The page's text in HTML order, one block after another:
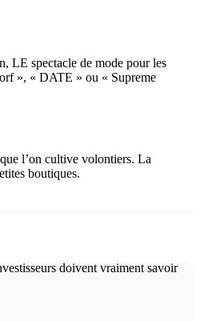
LE spectacle de mode pour les
», « DATE » ou « Supreme
l’on cultive volontiers. La
boutiques.